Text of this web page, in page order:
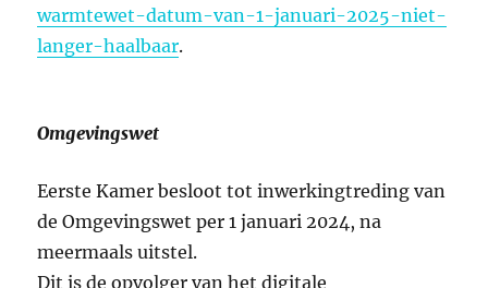
warmtewet-datum-van-1-januari-2025-niet-
langer-haalbaar.
Omgevingswet
Eerste Kamer besloot tot inwerkingtreding van
de Omgevingswet per 1 januari 2024, na
meermaals uitstel.
Dit is de opvolger van het digitale